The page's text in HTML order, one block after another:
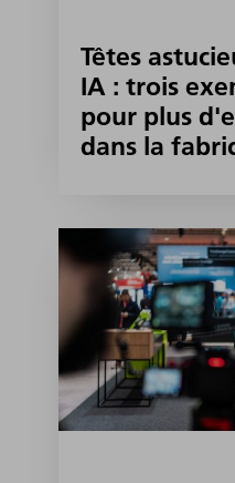
Têtes
IA : trois
pour plus
dans la